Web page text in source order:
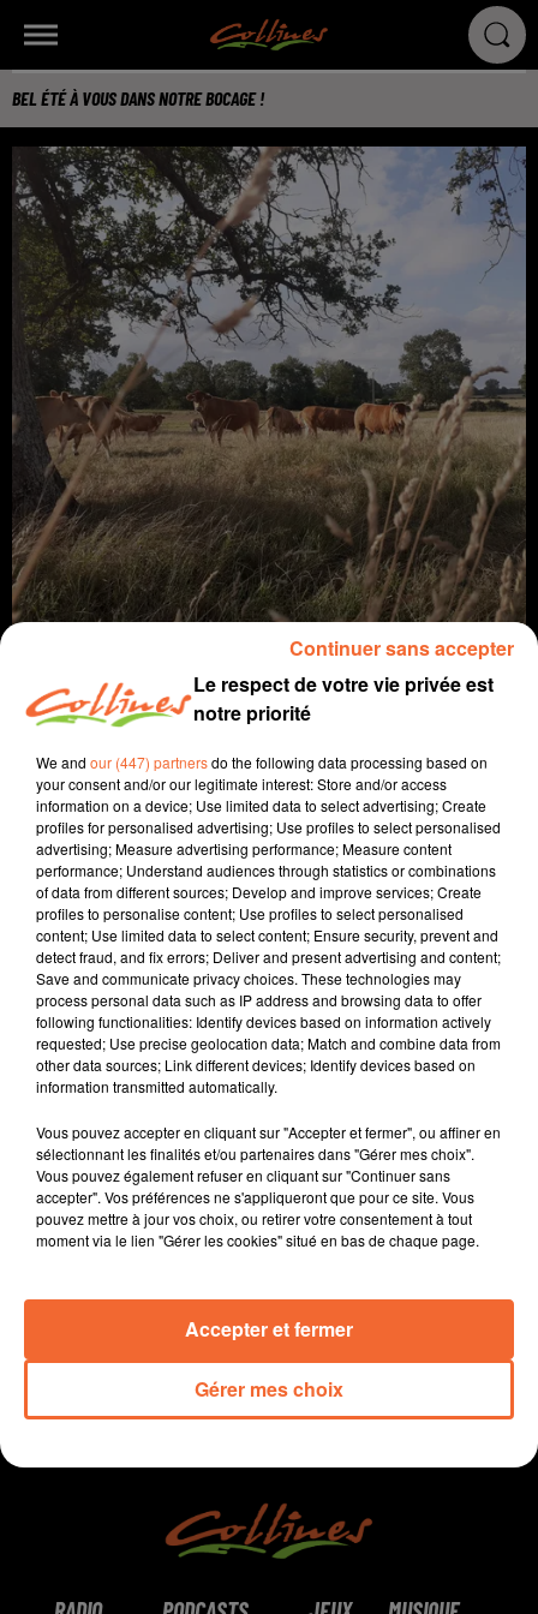
BEL ÉTÉ À VOUS DANS NOTRE BOCAGE !
agriculture bocage
2 juillet 2026 - 4 min 18 sec
BEL ÉTÉ À VOUS DANS NOTRE BOCAGE !
Jacqueline Pinon
A travers champs
Dernière chronique de la saison !
Avec Ludo et Jacqueline, COLLINES porte un
regard différent sur l'agriculture chaque semaine
0:00 4 min 18 sec
Le respect de votre vie privée est
notre priorité
We and our (447) partnersdo the following data processing based on
your consent and/or our legitimate interest: Store and/or access
information on a device; Use limited data to select advertising; Create
profiles for personalised advertising; Use profiles to select personalised
advertising; Measure advertising performance; Measure content
performance; Understand audiences through statistics or combinations
of data from different sources; Develop and improve services; Create
profiles to personalise content; Use profiles to select personalised
content; Use limited data to select content; Ensure security, prevent and
detect fraud, and fix errors; Deliver and present advertising and content;
Save and communicate privacy choices. These technologies may
process personal data such as IP address and browsing data to offer
following functionalities: Identify devices based on information actively
requested; Use precise geolocation data; Match and combine data from
other data sources; Link different devices; Identify devices based on
information transmitted automatically.
Vous pouvez accepter en cliquant sur "Accepter et fermer", ou affiner en
sélectionnant les finalités et/ou partenaires dans "Gérer mes choix".
Vous pouvez également refuser en cliquant sur "Continuer sans
accepter". Vos préférences ne s'appliqueront que pour ce site. Vous
pouvez mettre à jour vos choix, ou retirer votre consentement à tout
moment via le lien "Gérer les cookies" situé en bas de chaque page.
Gérer mes choix
Accepter et fermer
Continuer sans accepter